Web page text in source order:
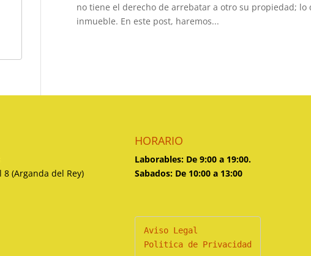
no tiene el derecho de arrebatar a otro su propiedad;
inmueble. En este post, haremos...
(Arganda del Rey)
HORARIO
Laborables: De 9:00 a 19:00.
Sabados: De 10:00 a 13:00
Politica de Privacidad